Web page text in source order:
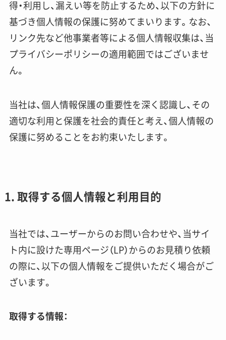
得・利用し、漏えい等を防止するため、以下の方針に
基づき個人情報の保護に努めてまいります。なお、
リンク先など他事業者等による個人情報収集は、当
プライバシーポリシーの適用範囲ではございませ
ん。
当社は、個人情報保護の重要性を深く認識し、その
適切な利用と保護を社会的責任と考え、個人情報の
保護に努めることをお約束いたします。
1. 取得する個人情報と利用目的
当社では、ユーザーからのお問い合わせや、当サイ
ト内に設けた専用ページ（LP）からのお見積り依頼
の際に、以下の個人情報をご提供いただく場合がご
ざいます。
取得する情報：